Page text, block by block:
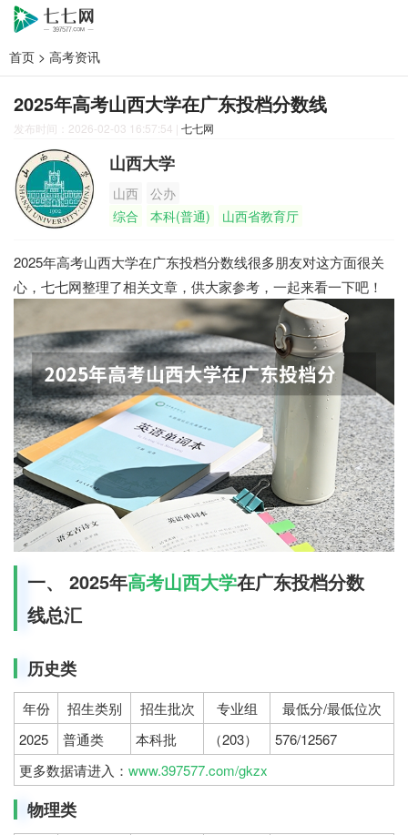
首页 > 高考资讯
2025年高考山西大学在广东投档分数线
发布时间：2026-02-03 16:57:54 | 七七网
山西大学
山西
公办
综合
本科(普通) 山西省教育厅
2025年高考山西大学在广东投档分数线很多朋友对这方面很关
心，七七网整理了相关文章，供大家参考，一起来看一下吧！
一、 2025年高考山西大学在广东投档分数
线总汇
历史类
年份 招生类别 招生批次 专业组
最低分/最低位次
2025
普通类 本科批 （203）
576/12567
更多数据请进入： www.397577.com/gkzx
物理类